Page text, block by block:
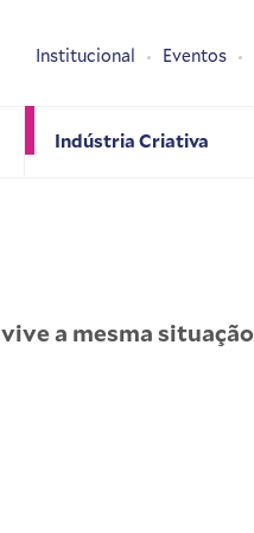
Indústria Criativa
Institucional Eventos
a mesma situação